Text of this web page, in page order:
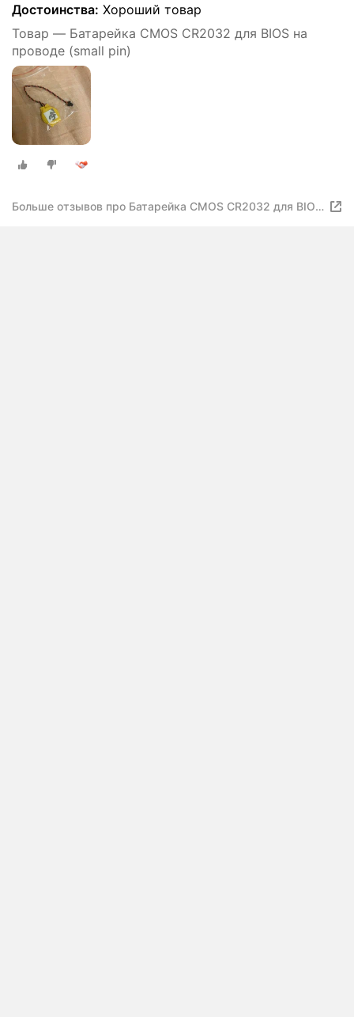
Достоинства: Хороший товар
Товар — Батарейка CMOS CR2032 для BIOS на
проводе (small pin)
Больше отзывов про Батарейка CMOS CR2032 для BIOS